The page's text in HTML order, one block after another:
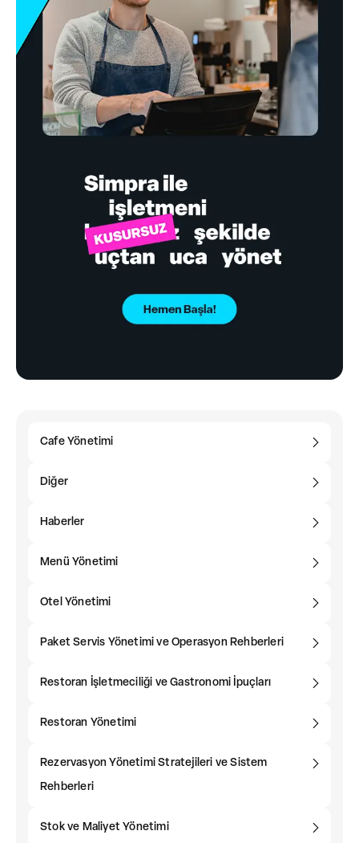
Cafe Yönetimi
Diğer
Haberler
Menü Yönetimi
Otel Yönetimi
Paket Servis Yönetimi ve Operasyon Rehberleri
Restoran İşletmeciliği ve Gastronomi İpuçları
Restoran Yönetimi
Rezervasyon Yönetimi Stratejileri ve Sistem
Rehberleri
Stok ve Maliyet Yönetimi